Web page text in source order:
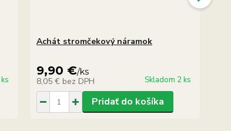
Achát stromčekový náramok
9,90 €/ks
8,05 € bez DPH Skladom 2 ks
Pridať do košíka